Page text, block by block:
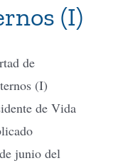
(I)
de
(I)
de Vida
junio del